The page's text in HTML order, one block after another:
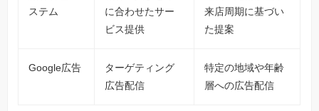
ステム
に合わせたサー
ビス提供
来店周期に基づい
た提案
Google広告
ターゲティング
広告配信
特定の地域や年齢
層への広告配信